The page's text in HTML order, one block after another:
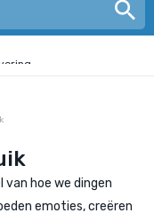
van hoe we dingen
emoties, creëren